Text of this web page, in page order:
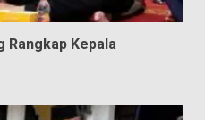
Rangkap Kepala